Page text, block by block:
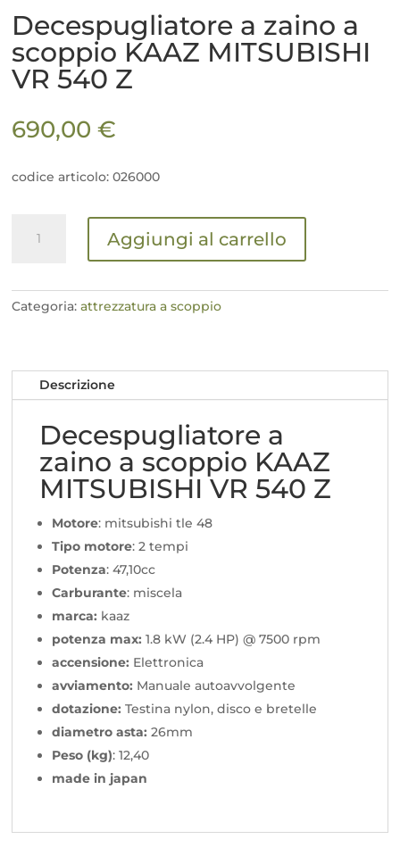
Decespugliatore a zaino a
scoppio KAAZ MITSUBISHI
VR 540 Z
690,00€
codice articolo: 026000
Decespugliatore
scoppio
VR
quantità
Aggiungi al carrello
Categoria:attrezzatura a scoppio
Descrizione
Decespugliatore a
zaino a scoppio KAAZ
MITSUBISHI VR 540 Z
Motore: mitsubishi tle 48
Tipo motore: 2 tempi
Potenza: 47,10cc
Carburante: miscela
marca: kaaz
potenza max:1.8 kW (2.4 HP) @ 7500 rpm
accensione: Elettronica
avviamento: Manuale autoavvolgente
dotazione:Testina nylon, disco e bretelle
diametro asta:26mm
Peso (kg): 12,40
made in japan